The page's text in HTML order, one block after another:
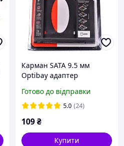
Карман SATA 9.5 мм
Optibay адаптер
другого диска 2.5" HDD та
SSD
Готово до відправки
5.0 (24)
109₴
Купити